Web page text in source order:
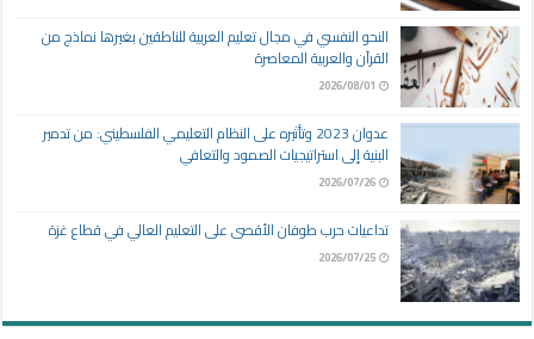
النحو النفسي في مجال تعليم العربية للناطقين بغيرها نماذج من
القرآن والعربية المعاصرة
2026/08/01
عدوان 2023 وتأثيره على النظام التعليمي الفلسطيني: من تدمير
البنية إلى استراتيجيات الصمود والتعافي
2026/07/26
تداعيات حرب طوفان الأقصى على التعليم العالي في قطاع غزة
2026/07/25